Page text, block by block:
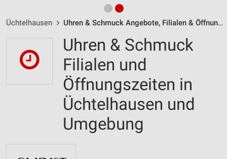
Üchtelhausen Uhren & Schmuck Angebote, Filialen & Öffnungszeiten
Uhren & Schmuck
Filialen und
Öffnungszeiten in
Üchtelhausen und
Umgebung